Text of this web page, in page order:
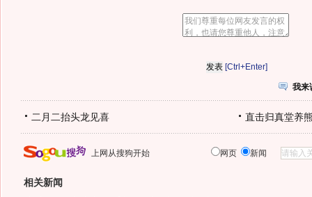
[Ctrl+Enter]
我来
二月二抬头龙见喜 直击归真堂养
上网从搜狗开始 网页 新闻
相关新闻